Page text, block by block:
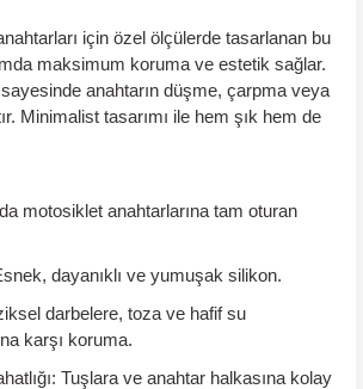
için özel ölçülerde tasarlanan bu
maksimum koruma ve estetik sağlar.
anahtarın düşme, çarpma veya
Minimalist tasarımı ile hem şık hem de
motosiklet anahtarlarına tam oturan
dayanıklı ve yumuşak silikon.
darbelere, toza ve hafif su
karşı koruma.
Tuşlara ve anahtar halkasına kolay